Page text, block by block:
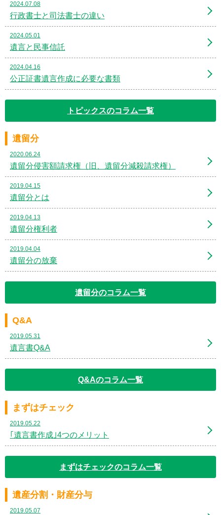
2024.07.08
行政書士と司法書士の違い
2024.05.01
遺言と民事信託
2024.04.16
公正証書遺言作成に必要な書類
トピックスのコラム一覧
遺留分
2020.06.24
遺留分侵害額請求権（旧、遺留分減殺請求権）
2019.04.15
遺留分とは
2019.04.13
遺留分権利者
2019.04.04
遺留分の放棄
遺留分のコラム一覧
Q&A
2019.05.31
遺言書Q&A
Q&Aのコラム一覧
まずはチェック
2019.05.22
｢遺言書作成｣4つのメリット
まずはチェックのコラム一覧
遺産分割・財産分与
2019.05.07